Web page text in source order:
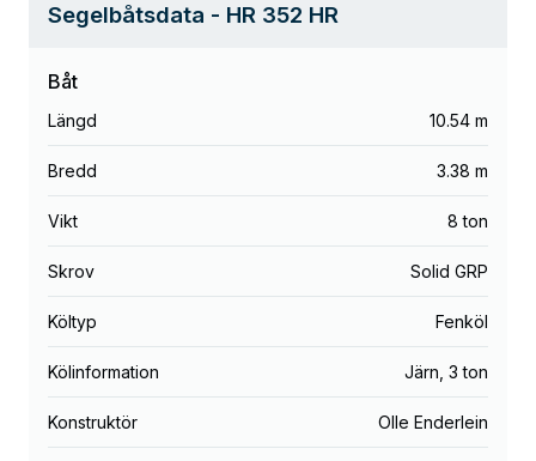
Segelbåtsdata - HR 352 HR
Båt
Längd 10.54 m
Bredd 3.38 m
Vikt 8 ton
Skrov Solid GRP
Költyp Fenköl
Kölinformation Järn 3 ton
Konstruktör Olle Enderlein